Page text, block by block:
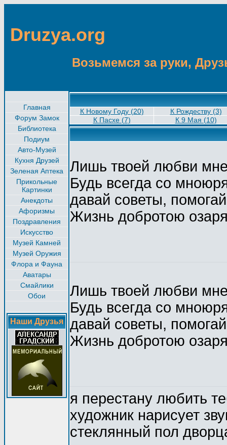
Druzya.org
Возьмемся за руки,
Главная
Форум Замок
Библиотека
Подиум
Авто-Музей
Кухня Друзей
Зеленая Аптека
Прикольные
Картинки
Анекдоты
Афоризмы
Поздравления
Искусство
Музей Камней
Музей Оружия
Флора и Фауна
Аватары
Смайлики
Обои
Наши Друзья
К Новому Году (20)
К Рождеству (3)
К Пасхе (7)
К 9 Мая (10)
Лишь твоей любви
Будь всегда со
давай советы,
Жизнь добротою
Лишь твоей любви
Будь всегда со
давай советы,
Жизнь добротою
я перестану любить
художник нарисует
стеклянный пол